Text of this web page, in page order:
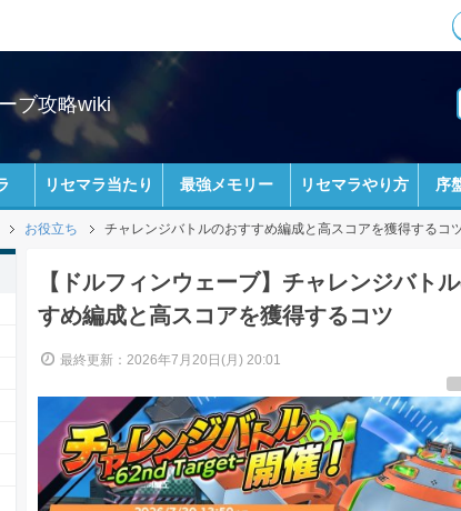
ブ攻略wiki
リセマラ当たり 最強メモリー リセマラやり方 序
お役立ち チャレンジバトルのおすすめ編成と高スコアを獲得するコ
【ドルフィンウェーブ】チャレンジバト
すめ編成と高スコアを獲得するコツ
最終更新：2026年7月20日(月) 20:01